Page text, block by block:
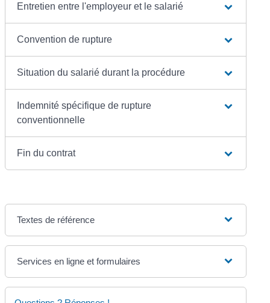
Entretien entre l'employeur et le salarié
Convention de rupture
Situation du salarié durant la procédure
Indemnité spécifique de rupture
conventionnelle
Fin du contrat
Textes de référence
Services en ligne et formulaires